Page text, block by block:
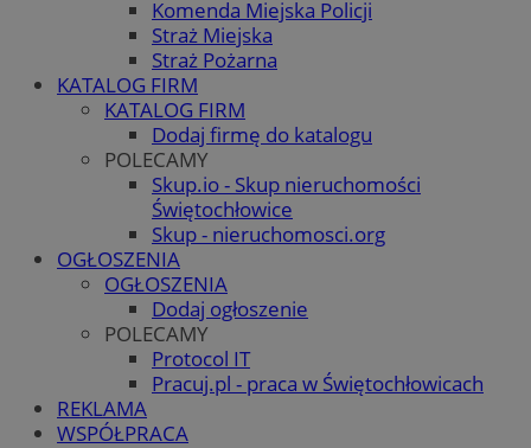
Komenda Miejska Policji
Straż Miejska
Straż Pożarna
KATALOG FIRM
KATALOG FIRM
Dodaj firmę do katalogu
POLECAMY
Skup.io - Skup nieruchomości
Świętochłowice
Skup - nieruchomosci.org
OGŁOSZENIA
OGŁOSZENIA
Dodaj ogłoszenie
POLECAMY
Protocol IT
Pracuj.pl - praca w Świętochłowicach
REKLAMA
WSPÓŁPRACA